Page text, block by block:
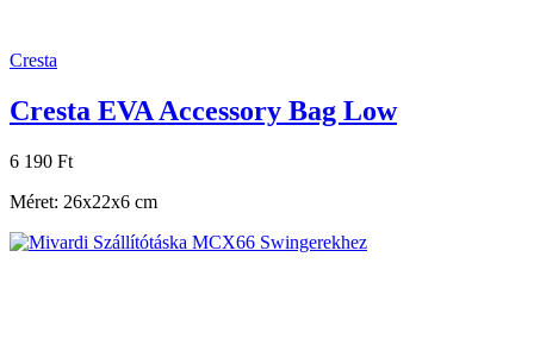
Cresta
Cresta EVA Accessory Bag Low
6 190 Ft
Méret: 26x22x6 cm